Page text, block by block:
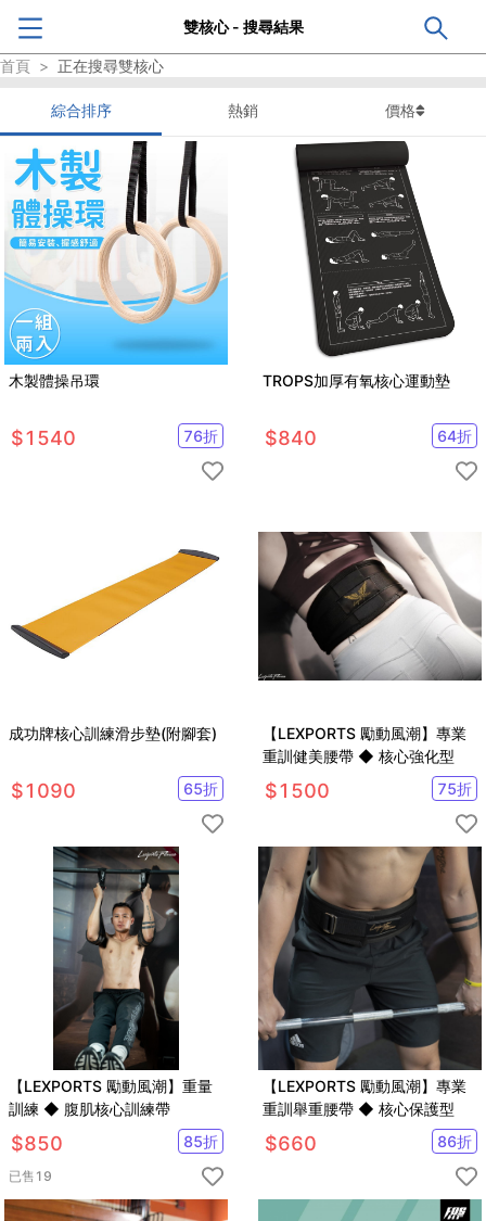
雙核心 - 搜尋結果
首頁 > 正在搜尋雙核心
綜合排序 熱銷 價格
木製體操吊環
$1540 76折
TROPS加厚有氧核心運動墊
$840 64折
成功牌核心訓練滑步墊(附腳套)
$1090 65折
【LEXPORTS 勵動風潮】專業
重訓健美腰帶 ◆ 核心強化型
$1500 75折
【LEXPORTS 勵動風潮】重量
訓練 ◆ 腹肌核心訓練帶
$850 85折
已售 19
【LEXPORTS 勵動風潮】專業
重訓舉重腰帶 ◆ 核心保護型
$660 86折